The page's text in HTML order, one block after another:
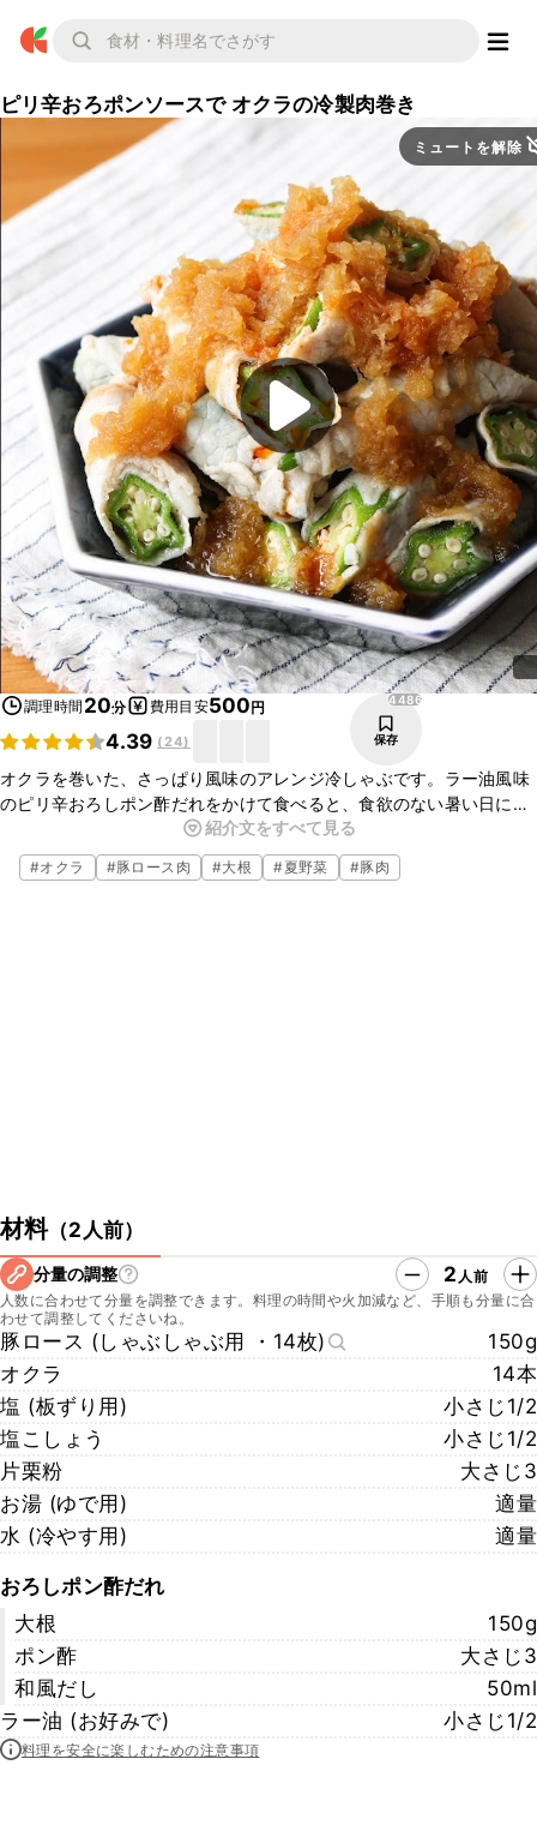
ピリ辛おろポンソースで オクラの冷製肉巻き
ミュートを解除
調理時間 20分 費用目安500円
4.39 (24)
4486
保存
オクラを巻いた、さっぱり風味のアレンジ冷しゃぶです。ラー油風味
のピリ辛おろしポン酢だれをかけて食べると、食欲のない暑い日にも
ペロリと食べられますよ。白いごはんにも、ビールのおつまみにもオ
ススメです、ぜひ作ってみてくださいね。
紹介文をすべて見る
#オクラ #豚ロース肉 #大根 #夏野菜 #豚肉
材料（2人前）
分量の調整 2 人前
人数に合わせて分量を調整できます。料理の時間や火加減など、手順も分量に合
わせて調整してくださいね。
豚ロース (しゃぶしゃぶ用 ・14枚)
150g
オクラ
14本
塩 (板ずり用)
小さじ1/2
塩こしょう
小さじ1/2
片栗粉
大さじ3
お湯 (ゆで用)
適量
水 (冷やす用)
適量
おろしポン酢だれ
大根
150g
ポン酢
大さじ3
和風だし
50ml
ラー油 (お好みで)
小さじ1/2
料理を安全に楽しむための注意事項